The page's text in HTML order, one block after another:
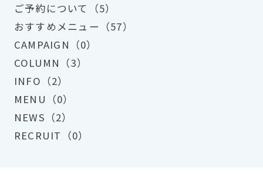
ご予約について（5）
おすすめメニュー（57）
CAMPAIGN（0）
COLUMN（3）
INFO（2）
MENU（0）
NEWS（2）
RECRUIT（0）